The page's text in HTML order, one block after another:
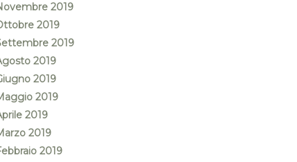
2019
2019
2019
2019
2019
2019
2019
2019
2019